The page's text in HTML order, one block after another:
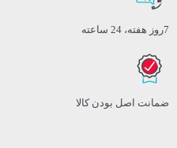
7روز هفته، 24 ساعته
ضمانت اصل بودن کالا